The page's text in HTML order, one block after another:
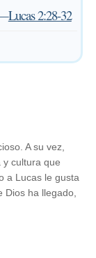
Lucas 2:28-32
A su vez,
y cultura que
a Lucas le gusta
Dios ha llegado,